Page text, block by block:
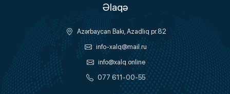
Əlaqə
Azərbaycan Bakı, Azadlıq pr.82
info-xalq@mail.ru
info@xalq.online
077 611-00-55